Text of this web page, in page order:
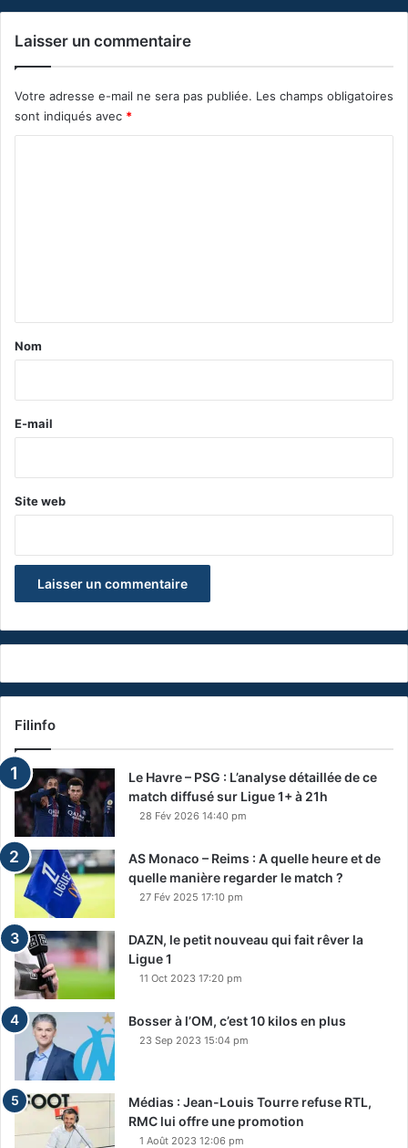
Laisser un commentaire
Votre adresse e-mail ne sera pas publiée. Les champs obligatoires
sont indiqués avec *
a
e
Nom
E-mail
Site web
Filinfo
Le Havre – PSG : L’analyse détaillée de ce
match diffusé sur Ligue 1+ à 21h
28 Fév 2026 14:40 pm
AS Monaco – Reims : A quelle heure et de
quelle manière regarder le match ?
27 Fév 2025 17:10 pm
DAZN, le petit nouveau qui fait rêver la
Ligue 1
11 Oct 2023 17:20 pm
Bosser à l’OM, c’est 10 kilos en plus
23 Sep 2023 15:04 pm
Médias : Jean-Louis Tourre refuse RTL,
RMC lui offre une promotion
1 Août 2023 12:06 pm